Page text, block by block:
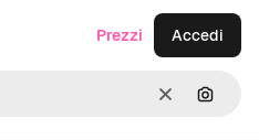
CancellaCerca
Prezzi Accedi